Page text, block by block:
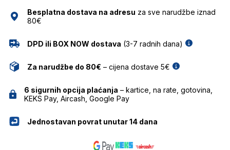
Besplatna dostava na adresu za sve narudžbe iznad
80€
DPD ili BOX NOW dostava (3-7 radnih dana)
Za narudžbe do 80€ – cijena dostave 5€
6 sigurnih opcija plaćanja – kartice, na rate, gotovina,
KEKS Pay, Aircash, Google Pay
Jednostavan povrat unutar 14 dana